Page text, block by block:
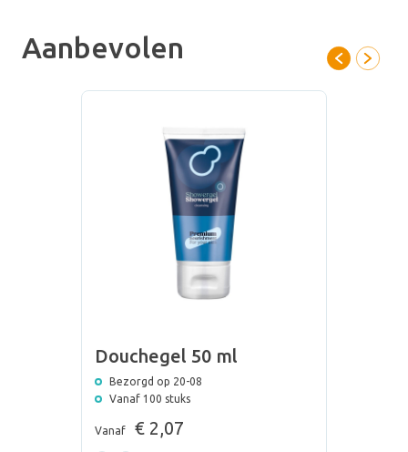
Aanbevolen
Douchegel 50 ml
Bezorgd op 20-08
Vanaf 100 stuks
Vanaf € 2,07